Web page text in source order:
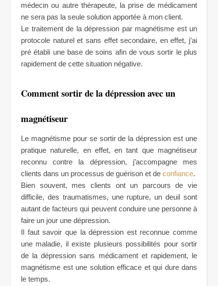
médecin ou autre thérapeute, la prise de médicament
ne sera pas la seule solution apportée à mon client.
Le traitement de la dépression par magnétisme est un
protocole naturel et sans effet secondaire, en effet, j’ai
pré établi une base de soins afin de vous sortir le plus
rapidement de cette situation négative.
Comment sortir de la dépression avec un
magnétiseur
Le magnétisme pour se sortir de la dépression est une
pratique naturelle, en effet, en tant que magnétiseur
reconnu contre la dépression, j’accompagne mes
clients dans un processus de guérison et de confiance.
Bien souvent, mes clients ont un parcours de vie
difficile, des traumatismes, une rupture, un deuil sont
autant de facteurs qui peuvent conduire une personne à
faire un jour une dépression.
Il faut savoir que la dépression est reconnue comme
une maladie, il existe plusieurs possibilités pour sortir
de la dépression sans médicament et rapidement, le
magnétisme est une solution efficace et qui dure dans
le temps.